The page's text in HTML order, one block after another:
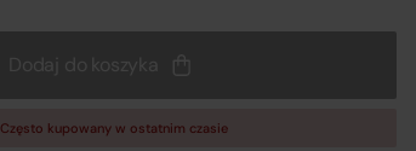
Dodaj do koszyka
Często kupowany w ostatnim czasie